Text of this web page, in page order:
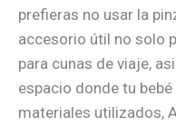
prefieras no usar la
accesorio útil no solo
para cunas de viaje,
espacio donde tu
materiales utilizados,